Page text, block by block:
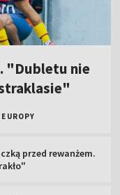
"Dubletu nie
przed rewanżem.